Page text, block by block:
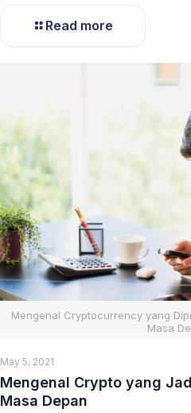
Read more
Mengenal Cryptocurrency yang
Masa
May 5, 2021
Mengenal Crypto yang
Masa Depan